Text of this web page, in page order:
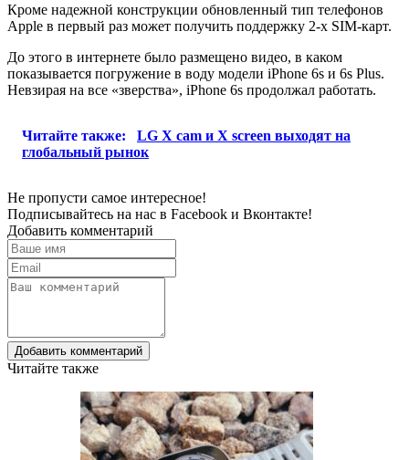
Кроме надежной конструкции обновленный тип телефонов
Apple в первый раз может получить поддержку 2-х SIM-карт.
До этого в интернете было размещено видео, в каком
показывается погружение в воду модели iPhone 6s и 6s Plus.
Невзирая на все «зверства», iPhone 6s продолжал работать.
Читайте также:
LG X cam и X screen выходят на
глобальный рынок
Не пропусти самое интересное!
Подписывайтесь на нас в Facebook и Вконтакте!
Добавить комментарий
Добавить комментарий
Читайте также